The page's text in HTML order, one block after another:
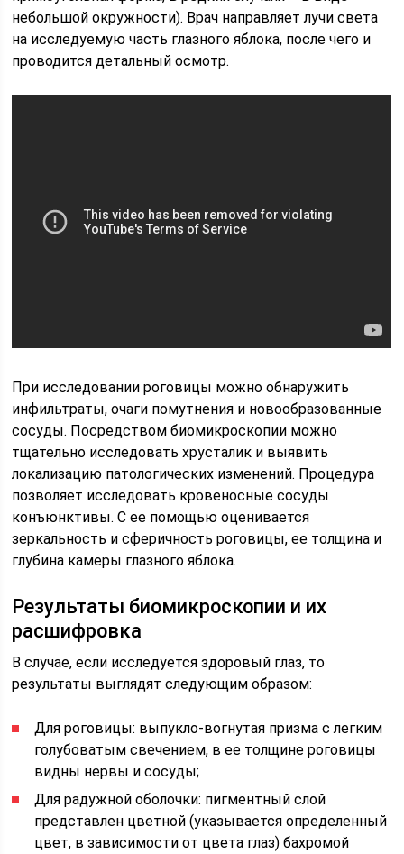
небольшой окружности). Врач направляет лучи света
на исследуемую часть глазного яблока, после чего и
проводится детальный осмотр.
При исследовании роговицы можно обнаружить
инфильтраты, очаги помутнения и новообразованные
сосуды. Посредством биомикроскопии можно
тщательно исследовать хрусталик и выявить
локализацию патологических изменений. Процедура
позволяет исследовать кровеносные сосуды
конъюнктивы. С ее помощью оценивается
зеркальность и сферичность роговицы, ее толщина и
глубина камеры глазного яблока.
Результаты биомикроскопии и их
расшифровка
В случае, если исследуется здоровый глаз, то
результаты выглядят следующим образом:
Для роговицы: выпукло-вогнутая призма с легким
голубоватым свечением, в ее толщине роговицы
видны нервы и сосуды;
Для радужной оболочки: пигментный слой
представлен цветной (указывается определенный
цвет, в зависимости от цвета глаз) бахромой